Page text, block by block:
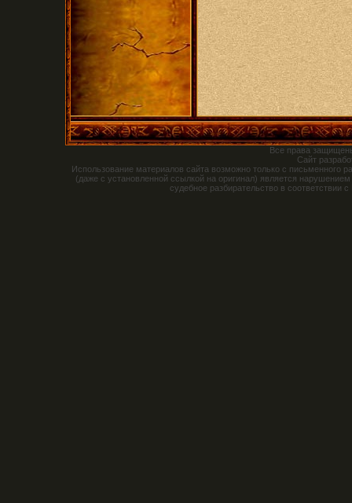
Все права
Сайт
Использование материалов сайта возможно только с письменного
(даже с установленной ссылкой на оригинал) является
судебное разбирательство в